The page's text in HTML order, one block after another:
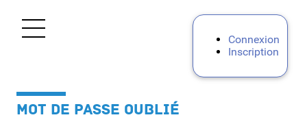
Connexion
Inscription
Ouvrir le menu
Aide
MOT DE PASSE OUBLIÉ